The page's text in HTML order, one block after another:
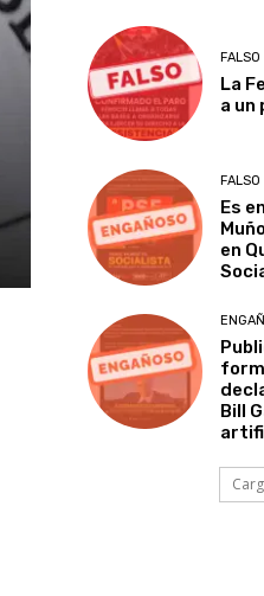
FALSO
La
a un
FALSO
Es
en
Bill